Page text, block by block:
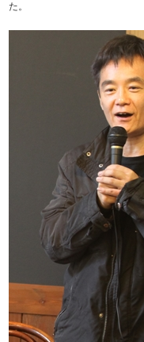
た。